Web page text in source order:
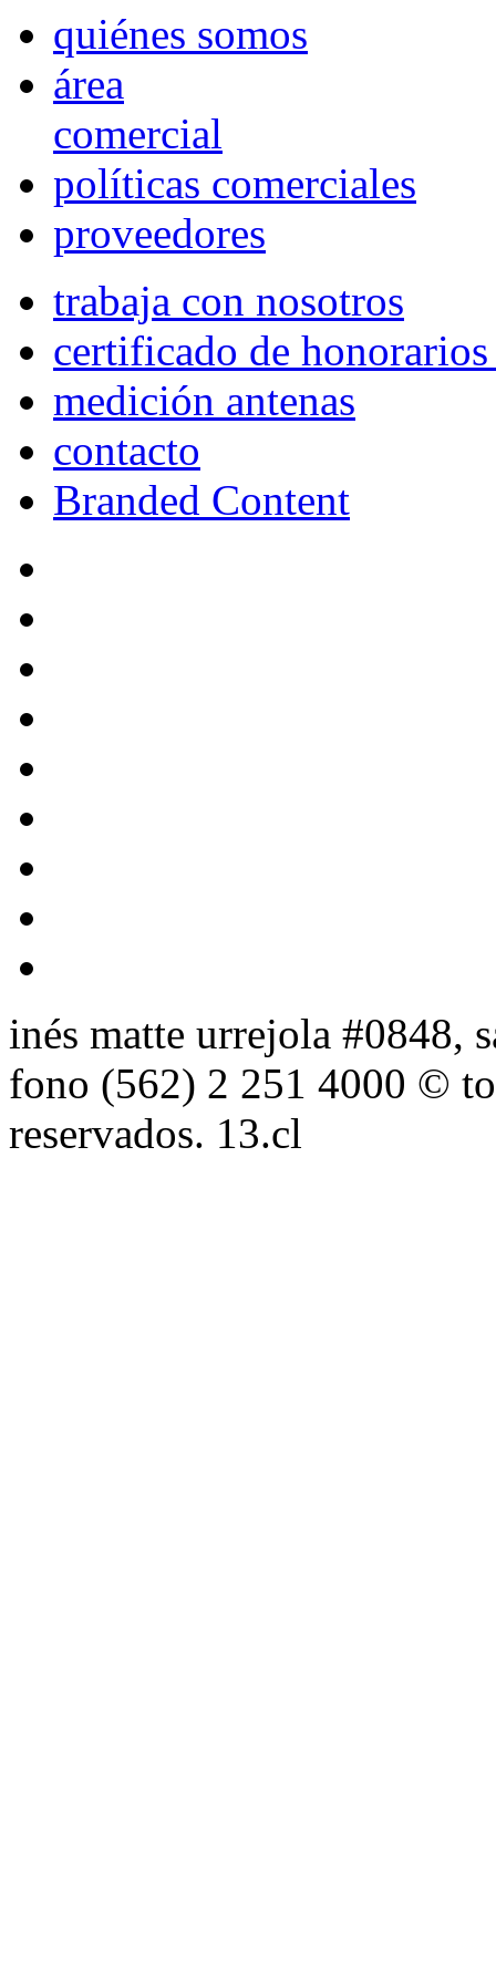
quiénes somos
área
comercial
políticas comerciales
proveedores
trabaja con nosotros
certificado de
medición antenas
contacto
Branded Content
inés matte urrejola #0848,
fono (562) 2 251 4000 ©
reservados. 13.cl